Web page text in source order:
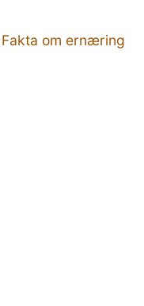
Fakta om ernæring